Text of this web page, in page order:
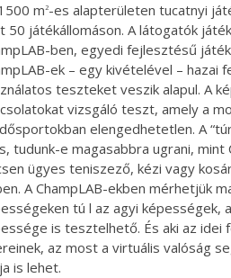
m2-es alapterületen tucatnyi
50 játékállomáson. A látogatók
ben, egyedi fejlesztésű
ek – egy kivételével –
teszteket veszik alapul. A
vizsgáló teszt, amely a
elengedhetetlen. A
tudunk-e magasabbra ugrani, mint
ügyes teniszező, kézi vagy
A ChampLAB-ekben mérhetjük
tú l az agyi
is tesztelhető. És aki az idei
az most a virtuális valóság
is lehet.